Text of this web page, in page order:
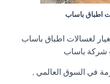
اطباق باساب
لغسالات اطباق باساب
شركة باساب
في السوق العالمي ,